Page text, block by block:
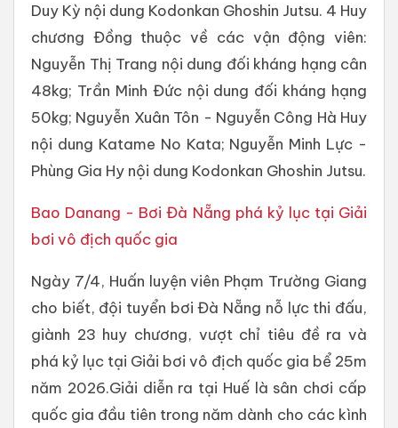
Duy Kỳ nội dung Kodonkan Ghoshin Jutsu. 4 Huy
chương Đồng thuộc về các vận động viên:
Nguyễn Thị Trang nội dung đối kháng hạng cân
48kg; Trần Minh Đức nội dung đối kháng hạng
50kg; Nguyễn Xuân Tôn - Nguyễn Công Hà Huy
nội dung Katame No Kata; Nguyễn Minh Lực -
Phùng Gia Hy nội dung Kodonkan Ghoshin Jutsu.
Bao Danang - Bơi Đà Nẵng phá kỷ lục tại Giải
bơi vô địch quốc gia
Ngày 7/4, Huấn luyện viên Phạm Trường Giang
cho biết, đội tuyển bơi Đà Nẵng nỗ lực thi đấu,
giành 23 huy chương, vượt chỉ tiêu đề ra và
phá kỷ lục tại Giải bơi vô địch quốc gia bể 25m
năm 2026.Giải diễn ra tại Huế là sân chơi cấp
quốc gia đầu tiên trong năm dành cho các kình